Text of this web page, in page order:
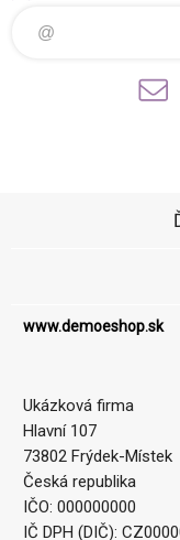
www.demoeshop.sk
Ukázková firma
Hlavní 107
73802 Frýdek-Místek
Česká republika
IČO: 000000000
IČ DPH (DIČ):